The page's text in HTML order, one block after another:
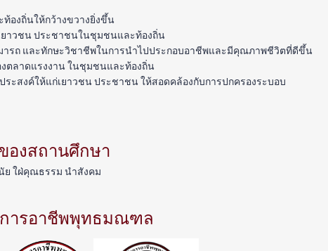
องถิ่นให้กว้างขวางยิ่งขึ้น
ยาวชน ประชาชนในชุมชนและท้องถิ่น
ารถ และทักษะวิชาชีพในการนำไปประกอบอาชีพและมีคุณภาพชีวิตที่ดีขึ้น
ตลาดแรงงาน ในชุมชนและท้องถิ่น
ะสงค์ให้แก่เยาวชน ประชาชน ให้สอดคล้องกับการปกครองระบอบ
องสถานศึกษา
ย ใฝ่คุณธรรม นำสังคม
ารอาชีพพุทธมณฑล